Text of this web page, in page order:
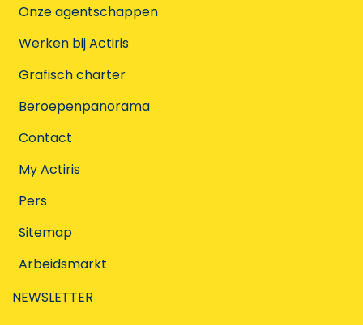
Onze agentschappen
Werken bij Actiris
Grafisch charter
Beroepenpanorama
Contact
My Actiris
Pers
Sitemap
Arbeidsmarkt
NEWSLETTER